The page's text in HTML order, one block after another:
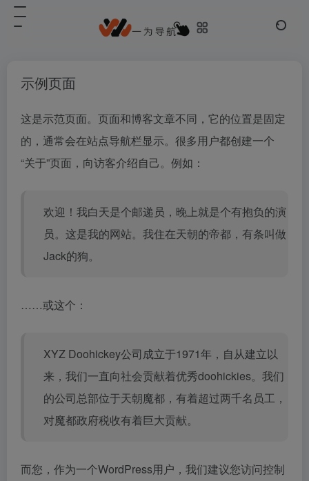
示例页面
这是示范页面。页面和博客文章不同，它的位置是固定
的，通常会在站点导航栏显示。很多用户都创建一个
“关于”页面，向访客介绍自己。例如：
欢迎！我白天是个邮递员，晚上就是个有抱负的演
员。这是我的网站。我住在天朝的帝都，有条叫做
Jack的狗。
……或这个：
XYZ Doohickey公司成立于1971年，自从建立以
来，我们一直向社会贡献着优秀doohickies。我们
的公司总部位于天朝魔都，有着超过两千名员工，
对魔都政府税收有着巨大贡献。
而您，作为一个WordPress用户，我们建议您访问控制